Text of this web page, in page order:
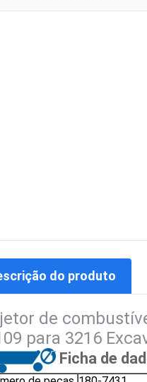
do produto
de
para 3216
Ficha de